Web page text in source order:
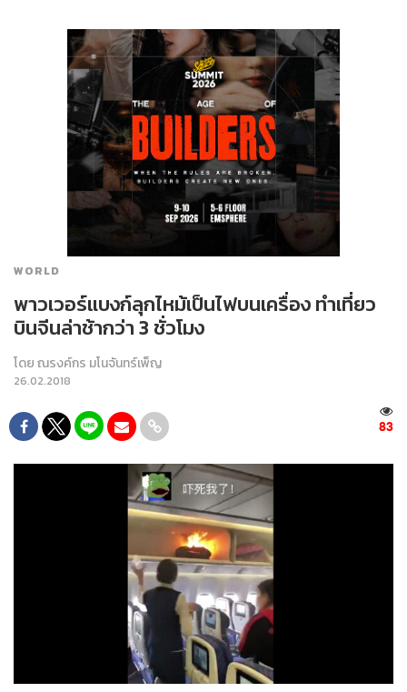
WORLD
พาวเวอร์แบงก์ลุกไหม้เป็นไฟบนเครื่อง ทำเที่ยว
บินจีนล่าช้ากว่า 3 ชั่วโมง
โดยณรงค์กร มโนจันทร์เพ็ญ
26.02.2018
83